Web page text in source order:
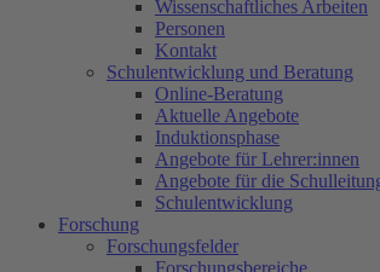
Wissenschaftliches Arbeiten
Personen
Kontakt
Schulentwicklung und Beratung
Online-Beratung
Aktuelle Angebote
Induktionsphase
Angebote für Lehrer:innen
Angebote für die
Schulentwicklung
Forschung
Forschungsfelder